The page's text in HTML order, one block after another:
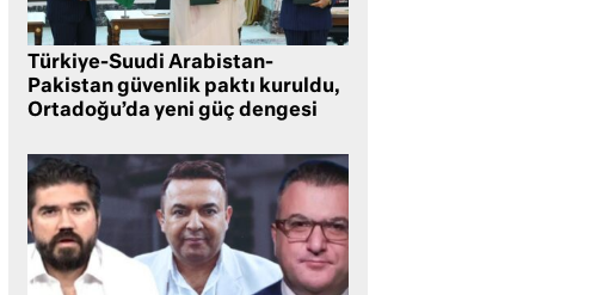
Türkiye-Suudi Arabistan-
Pakistan güvenlik paktı kuruldu,
Ortadoğu’da yeni güç dengesi